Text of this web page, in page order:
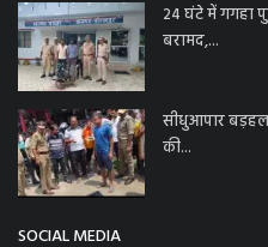
24 घंटे में गगहा
बरामद,...
सीधुआपार
की...
SOCIAL MEDIA